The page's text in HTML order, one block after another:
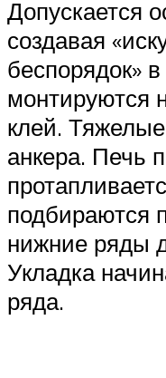
Допускается
создавая
беспорядок»
монтируются
клей.
анкера. Печь
подбираются
нижние ряды
Укладка
ряда.